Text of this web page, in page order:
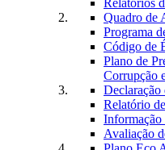
Relatórios
Quadro de
Programa
Código de
Plano de
Corrupção
Relatório
Informação
Avaliação